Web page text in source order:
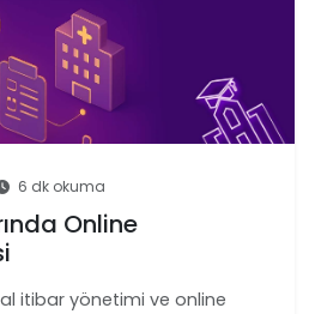
6 dk okuma
Online
itibar yönetimi ve online